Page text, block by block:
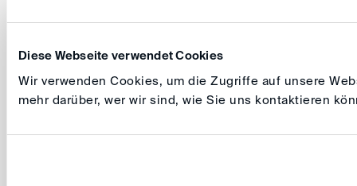
Diese Webseite verwendet Cookies
Wir verwenden Cookies, um die Zugriffe auf unsere
mehr darüber, wer wir sind, wie Sie uns kontaktieren